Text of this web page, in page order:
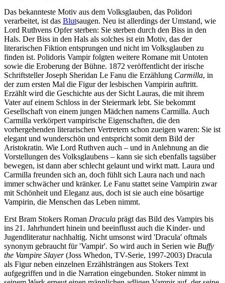
Das bekannteste Motiv aus dem Volksglauben, das Polidori
verarbeitet, ist das Blutsaugen. Neu ist allerdings der Umstand, wie
Lord Ruthvens Opfer sterben: Sie sterben durch den Biss in den
Hals. Der Biss in den Hals als solches ist ein Motiv, das der
literarischen Fiktion entsprungen und nicht im Volksglauben zu
finden ist. Polidoris Vampir folgten weitere Romane mit Untoten
sowie die Eroberung der Bühne. 1872 veröffentlicht der irische
Schriftsteller Joseph Sheridan Le Fanu die Erzählung Carmilla, in
der zum ersten Mal die Figur der lesbischen Vampirin auftritt.
Erzählt wird die Geschichte aus der Sicht Lauras, die mit ihrem
Vater auf einem Schloss in der Steiermark lebt. Sie bekommt
Gesellschaft von einem jungen Mädchen namens Carmilla. Auch
Carmilla verkörpert vampirische Eigenschaften, die den
vorhergehenden literarischen Vertretern schon zueigen waren: Sie ist
elegant und wunderschön und entspricht somit dem Bild der
Aristokratin. Wie Lord Ruthven auch – und in Anlehnung an die
Vorstellungen des Volksglaubens – kann sie sich ebenfalls tagsüber
bewegen, ist dann aber schlecht gelaunt und wirkt matt. Laura und
Carmilla freunden sich an, doch fühlt sich Laura nach und nach
immer schwächer und kränker. Le Fanu stattet seine Vampirin zwar
mit Schönheit und Eleganz aus, doch ist sie auch eine bösartige
Vampirin, die Menschen das Leben nimmt.
Erst Bram Stokers Roman Dracula prägt das Bild des Vampirs bis
ins 21. Jahrhundert hinein und beeinflusst auch die Kinder- und
Jugendliteratur nachhaltig. Nicht umsonst wird 'Dracula' oftmals
synonym gebraucht für 'Vampir'. So wird auch in Serien wie Buffy
the Vampire Slayer(Joss Whedon, TV-Serie, 1997-2003) Dracula
als Figur neben einzelnen Erzählsträngen aus Stokers Text
aufgegriffen und in die Narration eingebunden. Stoker nimmt in